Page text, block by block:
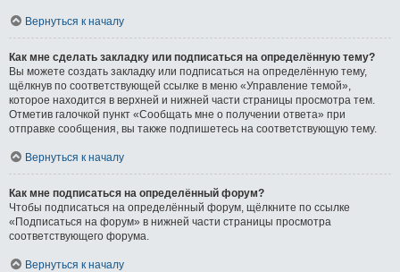
Вернуться к началу
Как мне сделать закладку или подписаться на определённую тему?
Вы можете создать закладку или подписаться на определённую тему,
щёлкнув по соответствующей ссылке в меню «Управление темой»,
которое находится в верхней и нижней части страницы просмотра тем.
Отметив галочкой пункт «Сообщать мне о получении ответа» при
отправке сообщения, вы также подпишетесь на соответствующую тему.
Вернуться к началу
Как мне подписаться на определённый форум?
Чтобы подписаться на определённый форум, щёлкните по ссылке
«Подписаться на форум» в нижней части страницы просмотра
соответствующего форума.
Вернуться к началу